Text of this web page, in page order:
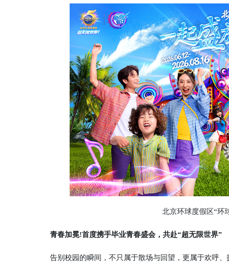
北京环球度假区“环球
青春加冕!首度携手毕业青春盛会，共赴“超无限世界”
告别校园的瞬间，不只属于散场与回望，更属于欢呼、